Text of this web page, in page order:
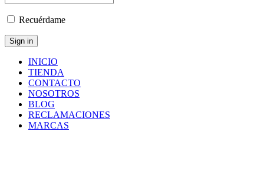
Recuérdame
INICIO
TIENDA
CONTACTO
NOSOTROS
BLOG
RECLAMACIONES
MARCAS